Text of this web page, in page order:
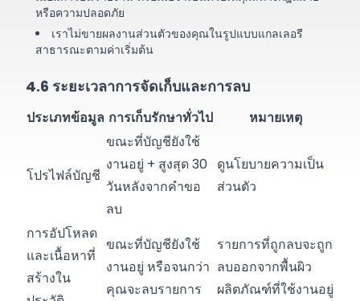
หรือความปลอดภัย
เราไม่ขายผลงานส่วนตัวของคุณในรูปแบบแกลเลอรี
สาธารณะตามค่าเริ่มต้น
4.6 ระยะเวลาการจัดเก็บและการลบ
ประเภทข้อมูล การเก็บรักษาทั่วไป หมายเหตุ
โปรไฟล์บัญชี
ขณะที่บัญชียังใช้
งานอยู่ + สูงสุด 30
วันหลังจากคำขอ
ลบ
ดูนโยบายความเป็น
ส่วนตัว
การอัปโหลด
และเนื้อหาที่
สร้างใน
ขณะที่บัญชียังใช้
งานอยู่ หรือจนกว่า
คุณจะลบรายการ
รายการที่ถูกลบจะถูก
ลบออกจากพื้นผิว
ผลิตภัณฑ์ที่ใช้งานอยู่